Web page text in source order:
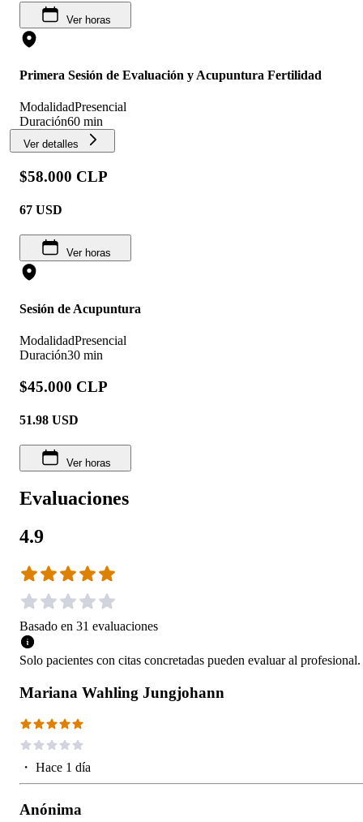
Ver horas
Primera Sesión de Evaluación y Acupuntura Fertilidad
ModalidadPresencial
Duración60 min
Ver detalles
$58.000 CLP
67 USD
Ver horas
Sesión de Acupuntura
ModalidadPresencial
Duración30 min
$45.000 CLP
51.98 USD
Ver horas
Evaluaciones
4.9
Basado en 31 evaluaciones
Solo pacientes con citas concretadas pueden evaluar al profesional.
Mariana Wahling Jungjohann
・ Hace 1 día
Anónima